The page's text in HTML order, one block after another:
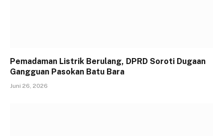
Pemadaman Listrik Berulang, DPRD Soroti Dugaan
Gangguan Pasokan Batu Bara
Juni 26, 2026